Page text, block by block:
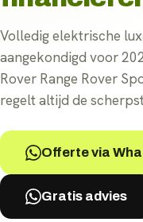
Volledig elektrische
aangekondigd voor
Rover Range Rover
regelt altijd de
Offerte via
Gratis advies